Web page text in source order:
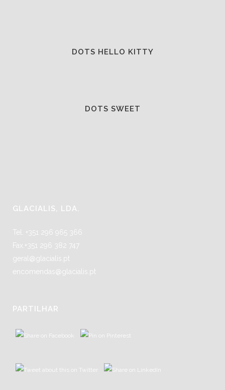
DOTS HELLO KITTY
DOTS SWEET
GLACIALIS, LDA.
Tel. +351 296 965 366
Fax.+351 296 382 747
geral@glacialis.pt
encomendas@glacialis.pt
PARTILHAR